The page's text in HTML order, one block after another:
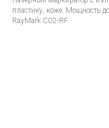
пластику, коже. Мощность
RayMark CO2-RF.